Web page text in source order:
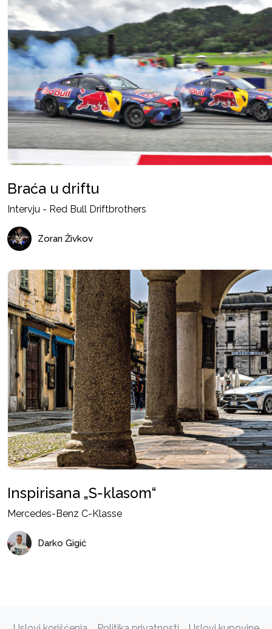
Braća u driftu
Intervju - Red Bull Driftbrothers
Zoran Živkov
Inspirisana „S-klasom“
Mercedes-Benz C-Klasse
Darko Gigić